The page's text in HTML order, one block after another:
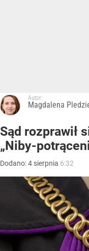
Autor:
Magdalena
Sąd rozprawił
„Niby-
Dodano:4 sierpnia 6:32